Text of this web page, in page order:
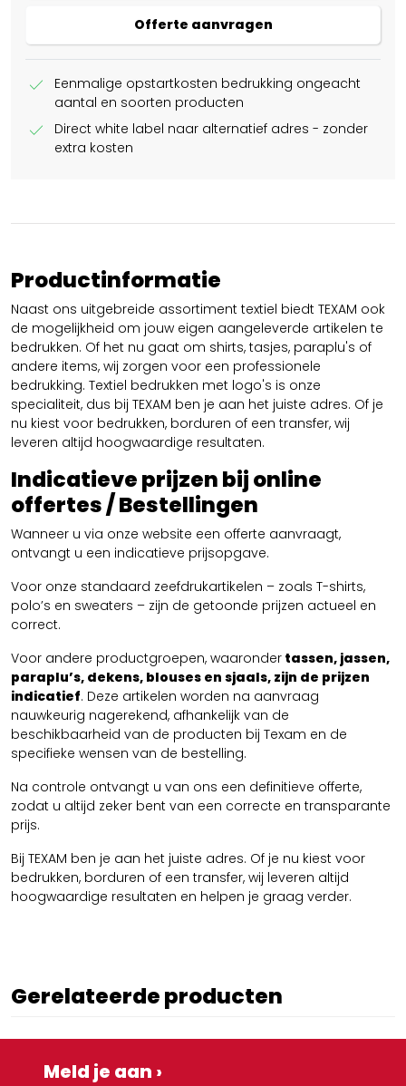
Offerte aanvragen
check
Eenmalige opstartkosten bedrukking ongeacht
aantal en soorten producten
check
Direct white label naar alternatief adres - zonder
extra kosten
Productinformatie
Naast ons uitgebreide assortiment textiel biedt TEXAM ook
de mogelijkheid om jouw eigen aangeleverde artikelen te
bedrukken. Of het nu gaat om shirts, tasjes, paraplu's of
andere items, wij zorgen voor een professionele
bedrukking. Textiel bedrukken met logo's is onze
specialiteit, dus bij TEXAM ben je aan het juiste adres. Of je
nu kiest voor bedrukken, borduren of een transfer, wij
leveren altijd hoogwaardige resultaten.
Indicatieve prijzen bij online
offertes / Bestellingen
Wanneer u via onze website een offerte aanvraagt,
ontvangt u een indicatieve prijsopgave.
Voor onze standaard zeefdrukartikelen – zoals T-shirts,
polo’s en sweaters – zijn de getoonde prijzen actueel en
correct.
Voor andere productgroepen, waaronder tassen, jassen,
paraplu’s, dekens, blouses en sjaals, zijn de prijzen
indicatief. Deze artikelen worden na aanvraag
nauwkeurig nagerekend, afhankelijk van de
beschikbaarheid van de producten bij Texam en de
specifieke wensen van de bestelling.
Na controle ontvangt u van ons een definitieve offerte,
zodat u altijd zeker bent van een correcte en transparante
prijs.
Bij TEXAM ben je aan het juiste adres. Of je nu kiest voor
bedrukken, borduren of een transfer, wij leveren altijd
hoogwaardige resultaten en helpen je graag verder.
Gerelateerde producten
Meld je aan ›